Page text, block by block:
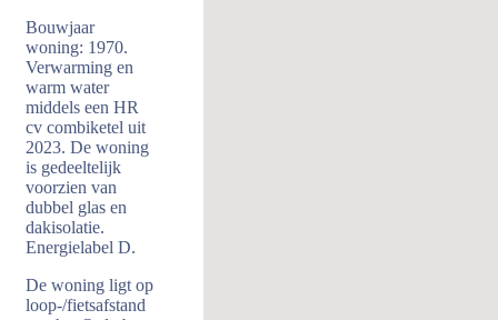
Bouwjaar
woning: 1970.
Verwarming en
warm water
middels een HR
cv combiketel uit
2023. De woning
is gedeeltelijk
voorzien van
dubbel glas en
dakisolatie.
Energielabel D.
De woning ligt op
loop-/fietsafstand